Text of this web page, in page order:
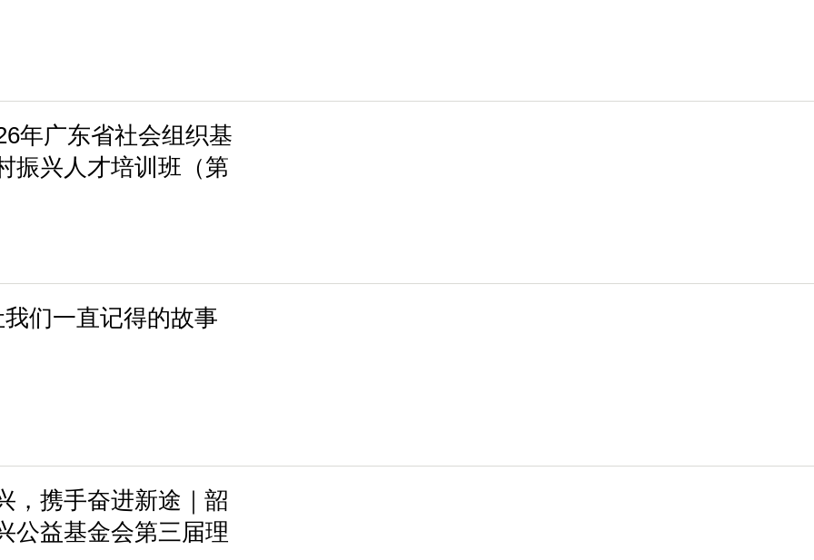
年广东省社会组织基
振兴人才培训班（第
们一直记得的故事
，携手奋进新途｜韶
公益基金会第三届理